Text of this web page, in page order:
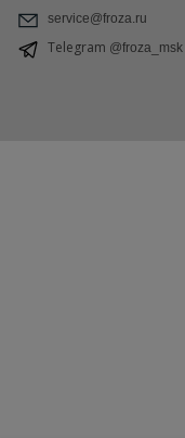
service@froza.ru
Telegram @froza_msk